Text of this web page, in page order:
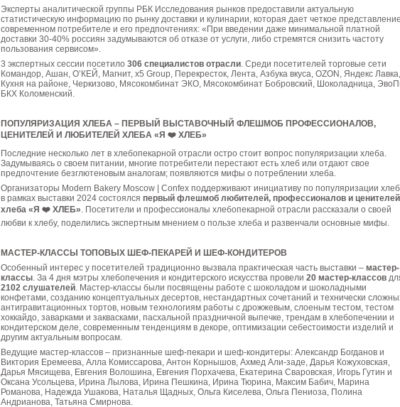
Эксперты аналитической группы РБК Исследования рынков предоставили актуальную
статистическую информацию по рынку доставки и кулинарии, которая дает четкое
современном потребителе и его предпочтениях: «При введении даже минимальной платной
доставки 30-40% россиян задумываются об отказе от услуги, либо стремятся снизить частоту
пользования сервисом».
3 экспертных сессии посетило 306 специалистов отрасли. Среди посетителей торговые сети
Командор, Ашан, О’КЕЙ, Магнит, x5 Group, Перекресток, Лента, Азбука вкуса, OZON, Яндекс Лавка,
Кухня на районе, Черкизово, Мясокомбинат ЭКО, Мясокомбинат Бобровский, Шоколадница,
БКХ Коломенский.
ПОПУЛЯРИЗАЦИЯ ХЛЕБА – ПЕРВЫЙ ВЫСТАВОЧНЫЙ ФЛЕШМОБ ПРОФЕССИОНАЛОВ,
ЦЕНИТЕЛЕЙ И ЛЮБИТЕЛЕЙ ХЛЕБА «Я ❤️ ХЛЕБ»
Последние несколько лет в хлебопекарной отрасли остро стоит вопрос популяризации хлеба.
Задумываясь о своем питании, многие потребители перестают есть хлеб или отдают свое
предпочтение безглютеновым аналогам; появляются мифы о потреблении хлеба.
Организаторы Modern Bakery Moscow | Confex поддерживают инициативу по популяризации
в рамках выставки 2024 состоялся первый флешмоб любителей, профессионалов и ценителей
хлеба «Я ❤️ ХЛЕБ». Посетители и профессионалы хлебопекарной отрасли рассказали о своей
любви к хлебу, поделились экспертным мнением о пользе хлеба и развенчали основные мифы.
МАСТЕР-КЛАССЫ ТОПОВЫХ ШЕФ-ПЕКАРЕЙ И ШЕФ-КОНДИТЕРОВ
Особенный интерес у посетителей традиционно вызвала практическая часть выставки – мастер-
классы. За 4 дня мэтры хлебопечения и кондитерского искусства провели 20 мастер-классов
2102 слушателей. Мастер-классы были посвящены работе с шоколадом и шоколадными
конфетами, созданию концептуальных десертов, нестандартных сочетаний и технически
антигравитационных тортов, новым технологиям работы с дрожжевым, слоеным тестом, тестом
хоккайдо, заварками и заквасками, пасхальной праздничной выпечке, трендам в хлебопечении и
кондитерском деле, современным тенденциям в декоре, оптимизации себестоимости изделий и
другим актуальным вопросам.
Ведущие мастер-классов – признанные шеф-пекари и шеф-кондитеры: Александр Богданов и
Виктория Еремеева, Алла Комиссарова, Антон Корнышов, Ахмед Али-заде, Дарья Кожуховская,
Дарья Мясищева, Евгения Волошина, Евгения Порхачева, Екатерина Сваровская, Игорь Гутин и
Оксана Усольцева, Ирина Лылова, Ирина Пешкина, Ирина Тюрина, Максим Бабич, Марина
Романова, Надежда Ушакова, Наталья Щадных, Ольга Киселева, Ольга Пениоза, Полина
Андрианова, Татьяна Смирнова.